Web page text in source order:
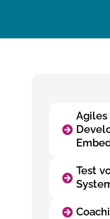
Agiles
Test